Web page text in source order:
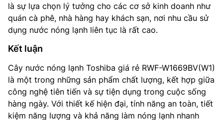
là sự lựa chọn lý tưởng cho các cơ sở kinh doanh như
quán cà phê, nhà hàng hay khách sạn, nơi nhu cầu sử
dụng nước nóng lạnh liên tục là rất cao.
Kết luận
Cây nước nóng lạnh Toshiba giá rẻ RWF-W1669BV(W1)
là một trong những sản phẩm chất lượng, kết hợp giữa
công nghệ tiên tiến và sự tiện dụng trong cuộc sống
hàng ngày. Với thiết kế hiện đại, tính năng an toàn, tiết
kiệm năng lượng và khả năng làm nóng lạnh nhanh